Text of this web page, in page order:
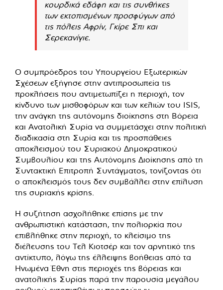
κουρδικά εδάφη και τις συνθήκες
των εκτοπισμένων προσφύγων από
τις πόλεις Αφρίν, Γκίρε Σπι και
Σερεκανίγιε.
Ο συμπρόεδρος του Υπουργείου Εξωτερικών
Σχέσεων εξήγησε στην αντιπροσωπεία τις
προκλήσεις που αντιμετωπίζει η περιοχή, τον
κίνδυνο των μισθοφόρων και των κελιών του ISIS,
την ανάγκη της αυτόνομης διοίκησης στη Βόρεια
και Ανατολική Συρία να συμμετάσχει στην πολιτική
διαδικασία στη Συρία και τις προσπάθειες
αποκλεισμού του Συριακού Δημοκρατικού
Συμβουλίου και της Αυτόνομης Διοίκησης από τη
Συντακτική Επιτροπή Συντάγματος, τονίζοντας ότι
ο αποκλεισμός τους δεν συμβάλλει στην επίλυση
της συριακής κρίσης.
Η συζήτηση ασχολήθηκε επίσης με την
ανθρωπιστική κατάσταση, την πολιορκία που
επιβλήθηκε στην περιοχή, το κλείσιμο της
διέλευσης του Τελ Κιοτσέρ και τον αρνητικό της
αντίκτυπο, λόγω της έλλειψης βοήθειας από τα
Ηνωμένα Έθνη στις περιοχές της βόρειας και
ανατολικής Συρίας παρά την παρουσία μεγάλου